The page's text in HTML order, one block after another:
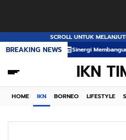
SCROLL UNTUK
BREAKING NEWS
Sinergi Membangun Nusantara
IKN
HOME IKN BORNEO LIFESTYLE